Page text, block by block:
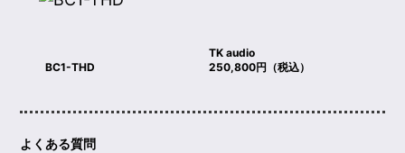
TK audio
BC1-THD
250,800円（税込）
よくある質問